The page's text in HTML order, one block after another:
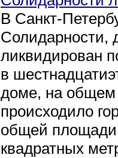
В Санкт-
Солидарности,
ликвидирован
в
доме, на общем
происходило
общей площади
квадратных